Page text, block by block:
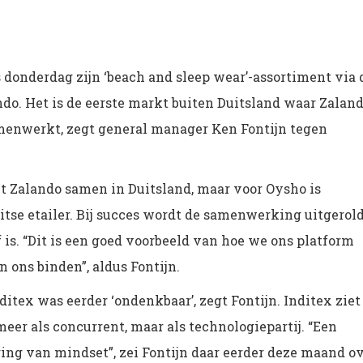
zijn ‘beach and sleep wear’-assortiment via
Het is de eerste markt buiten Duitsland waar
zegt general manager Ken Fontijn tegen
samen in Duitsland, maar voor Oysho is
etailer. Bij succes wordt de samenwerking
“Dit is een goed voorbeeld van hoe we ons platform
ons binden”, aldus Fontijn.
was eerder ‘ondenkbaar’, zegt Fontijn. Inditex ziet
als concurrent, maar als technologiepartij. “Een
van mindset”, zei Fontijn daar eerder deze maand